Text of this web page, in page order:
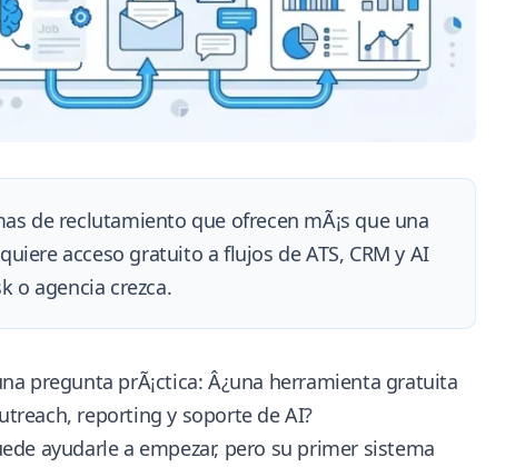
de reclutamiento que ofrecen mÃ¡s que una
acceso gratuito a flujos de ATS, CRM y AI
o agencia crezca.
pregunta prÃ¡ctica: Â¿una herramienta gratuita
reporting y soporte de AI?
ayudarle a empezar, pero su primer sistema